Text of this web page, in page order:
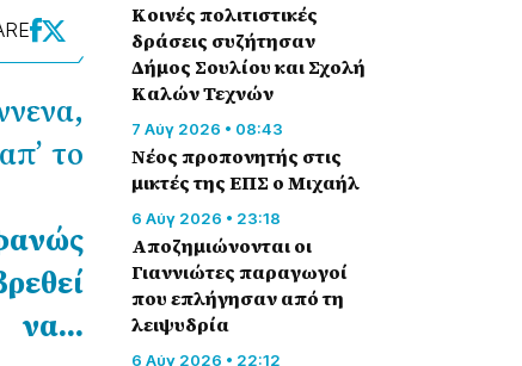
το
να…
Κοινές πολιτιστικές
δράσεις συζήτησαν
Δήμος Σουλίου και Σχολή
Καλών Τεχνών
7 Αύγ 2026 • 08:43
Νέος προπονητής στις
μικτές της ΕΠΣ ο Μιχαήλ
6 Αύγ 2026 • 23:18
Αποζημιώνονται οι
Γιαννιώτες παραγωγοί
που επλήγησαν από τη
λειψυδρία
6 Αύγ 2026 • 22:12